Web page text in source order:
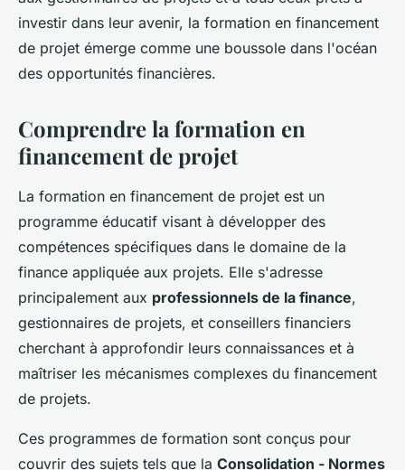
de programme ?
clarice•10 avril 2024•3 min de lecture
investir dans leur avenir, la formation en financement
de projet émerge comme une boussole dans l'océan
des opportunités financières.
Comprendre la formation en
financement de projet
La formation en financement de projet est un
programme éducatif visant à développer des
compétences spécifiques dans le domaine de la
finance appliquée aux projets. Elle s'adresse
principalement aux professionnels de la finance,
gestionnaires de projets, et conseillers financiers
cherchant à approfondir leurs connaissances et à
maîtriser les mécanismes complexes du financement
de projets.
Ces programmes de formation sont conçus pour
couvrir des sujets tels que la Consolidation - Normes